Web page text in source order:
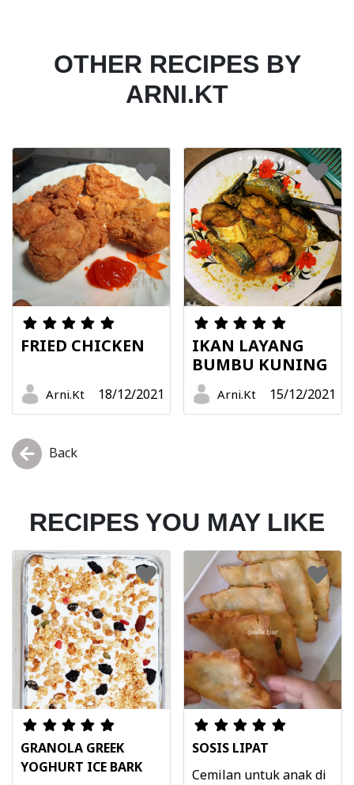
OTHER RECIPES BY
ARNI.KT
FRIED CHICKEN
Arni.Kt 18/12/2021
IKAN LAYANG
BUMBU KUNING
Arni.Kt 15/12/2021
Back
RECIPES YOU MAY LIKE
GRANOLA GREEK
YOGHURT ICE BARK
SOSIS LIPAT
Cemilan untuk anak di